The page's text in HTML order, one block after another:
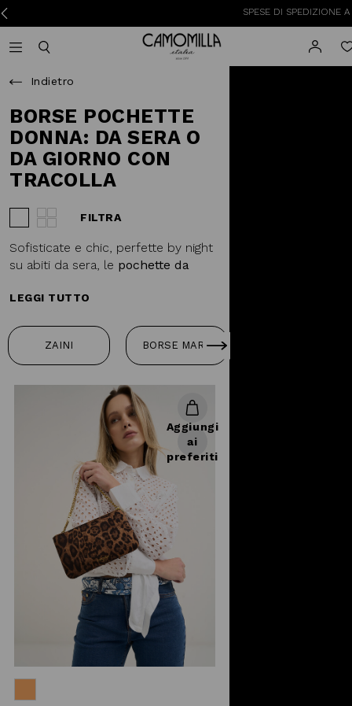
SPESE DI SPEDIZIONE A 3,95€ PER
Camomilla Italia®
Indietro
BORSE POCHETTE
DONNA: DA SERA O
DA GIORNO CON
TRACOLLA
FILTRA
Sofisticate e chic, perfette by night
su abiti da sera, le pochette da
Italia sono adatte anche di giorno
cerimonia. In un luccicare di ori,
castoni e paillettes, le pochette da
donna, altrimenti dette clutch, sono
piccoli gioielli adatti ad ogni
occasione da gran soirée. Si
tengono in una mano, per un
concentrato di puro glam. Borse di
misura piccola, ma dal grande
impatto, le borsette e pochette
Camomilla Italia, colorate, eleganti,
impreziosite da dettagli flowers,
fiocchi e ruches, sono accessori
immancabili per un look che si
rispetti. Un consiglio su come
portarle? Inserisci una mini-bag
come fosse un prezioso gioiello in
macro shopping-
utilizzabile comodamente
durante il giorno, per l'università o
l'ufficio. Mini-bag che potrai tirare
fuori all'occorrenza per l'aperitivo
con amici o colleghi. Scopri la
LEGGI TUTTO
ZAINI BORSE MARE
Aggiungi
ai
preferiti